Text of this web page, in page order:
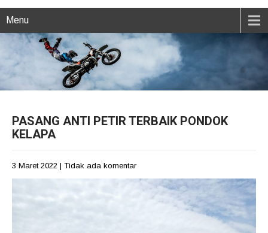
Menu
PASANG ANTI PETIR TERBAIK PONDOK
KELAPA
3 Maret 2022 | Tidak ada komentar